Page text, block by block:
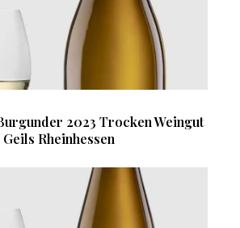
2023 Trocken Weingut
Geils Rheinhessen